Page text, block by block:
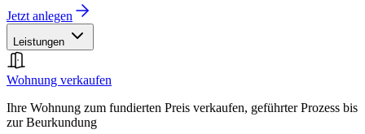
Jetzt anlegen
Leistungen
Wohnung verkaufen
Ihre Wohnung zum fundierten Preis verkaufen, geführter Prozess bis
zur Beurkundung